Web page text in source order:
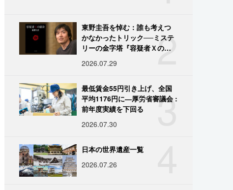
2
東野圭吾を悼む：誰も考えつ
かなかったトリック──ミステ
リーの金字塔『容疑者Ｘの献
2026.07.29
3
最低賃金55円引き上げ、全国
平均1176円に―厚労省審議会 :
前年度実績を下回る
2026.07.30
日本の世界遺産一覧
2026.07.26